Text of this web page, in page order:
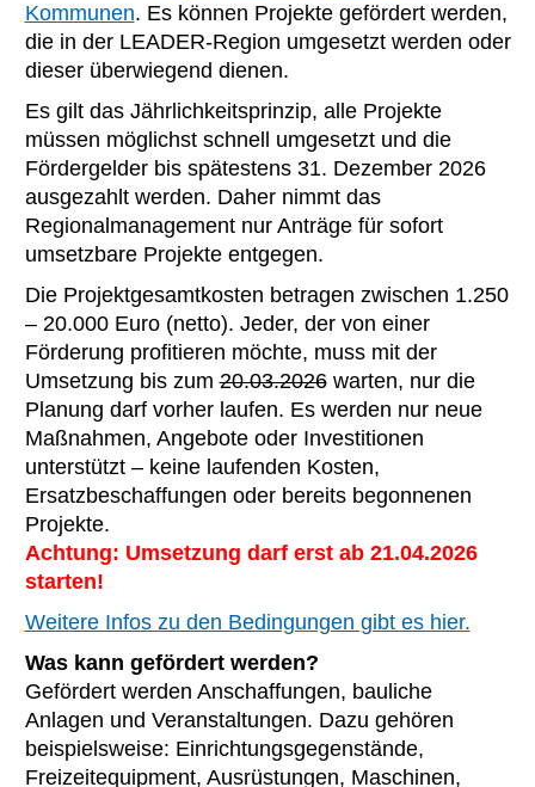
Kommunen. Es können Projekte gefördert werden,
die in der LEADER-Region umgesetzt werden oder
dieser überwiegend dienen.
Es gilt das Jährlichkeitsprinzip, alle Projekte
müssen möglichst schnell umgesetzt und die
Fördergelder bis spätestens 31. Dezember 2026
ausgezahlt werden. Daher nimmt das
Regionalmanagement nur Anträge für sofort
umsetzbare Projekte entgegen.
Die Projektgesamtkosten betragen zwischen 1.250
– 20.000 Euro (netto). Jeder, der von einer
Förderung profitieren möchte, muss mit der
Umsetzung bis zum20.03.2026warten, nur die
Planung darf vorher laufen. Es werden nur neue
Maßnahmen, Angebote oder Investitionen
unterstützt – keine laufenden Kosten,
Ersatzbeschaffungen oder bereits begonnenen
Projekte.
Achtung: Umsetzung darf erst ab 21.04.2026
starten!
Weitere Infos zu den Bedingungen gibt es hier.
Was kann gefördert werden?
Gefördert werden Anschaffungen, bauliche
Anlagen und Veranstaltungen. Dazu gehören
beispielsweise: Einrichtungsgegenstände,
Freizeitequipment, Ausrüstungen, Maschinen,